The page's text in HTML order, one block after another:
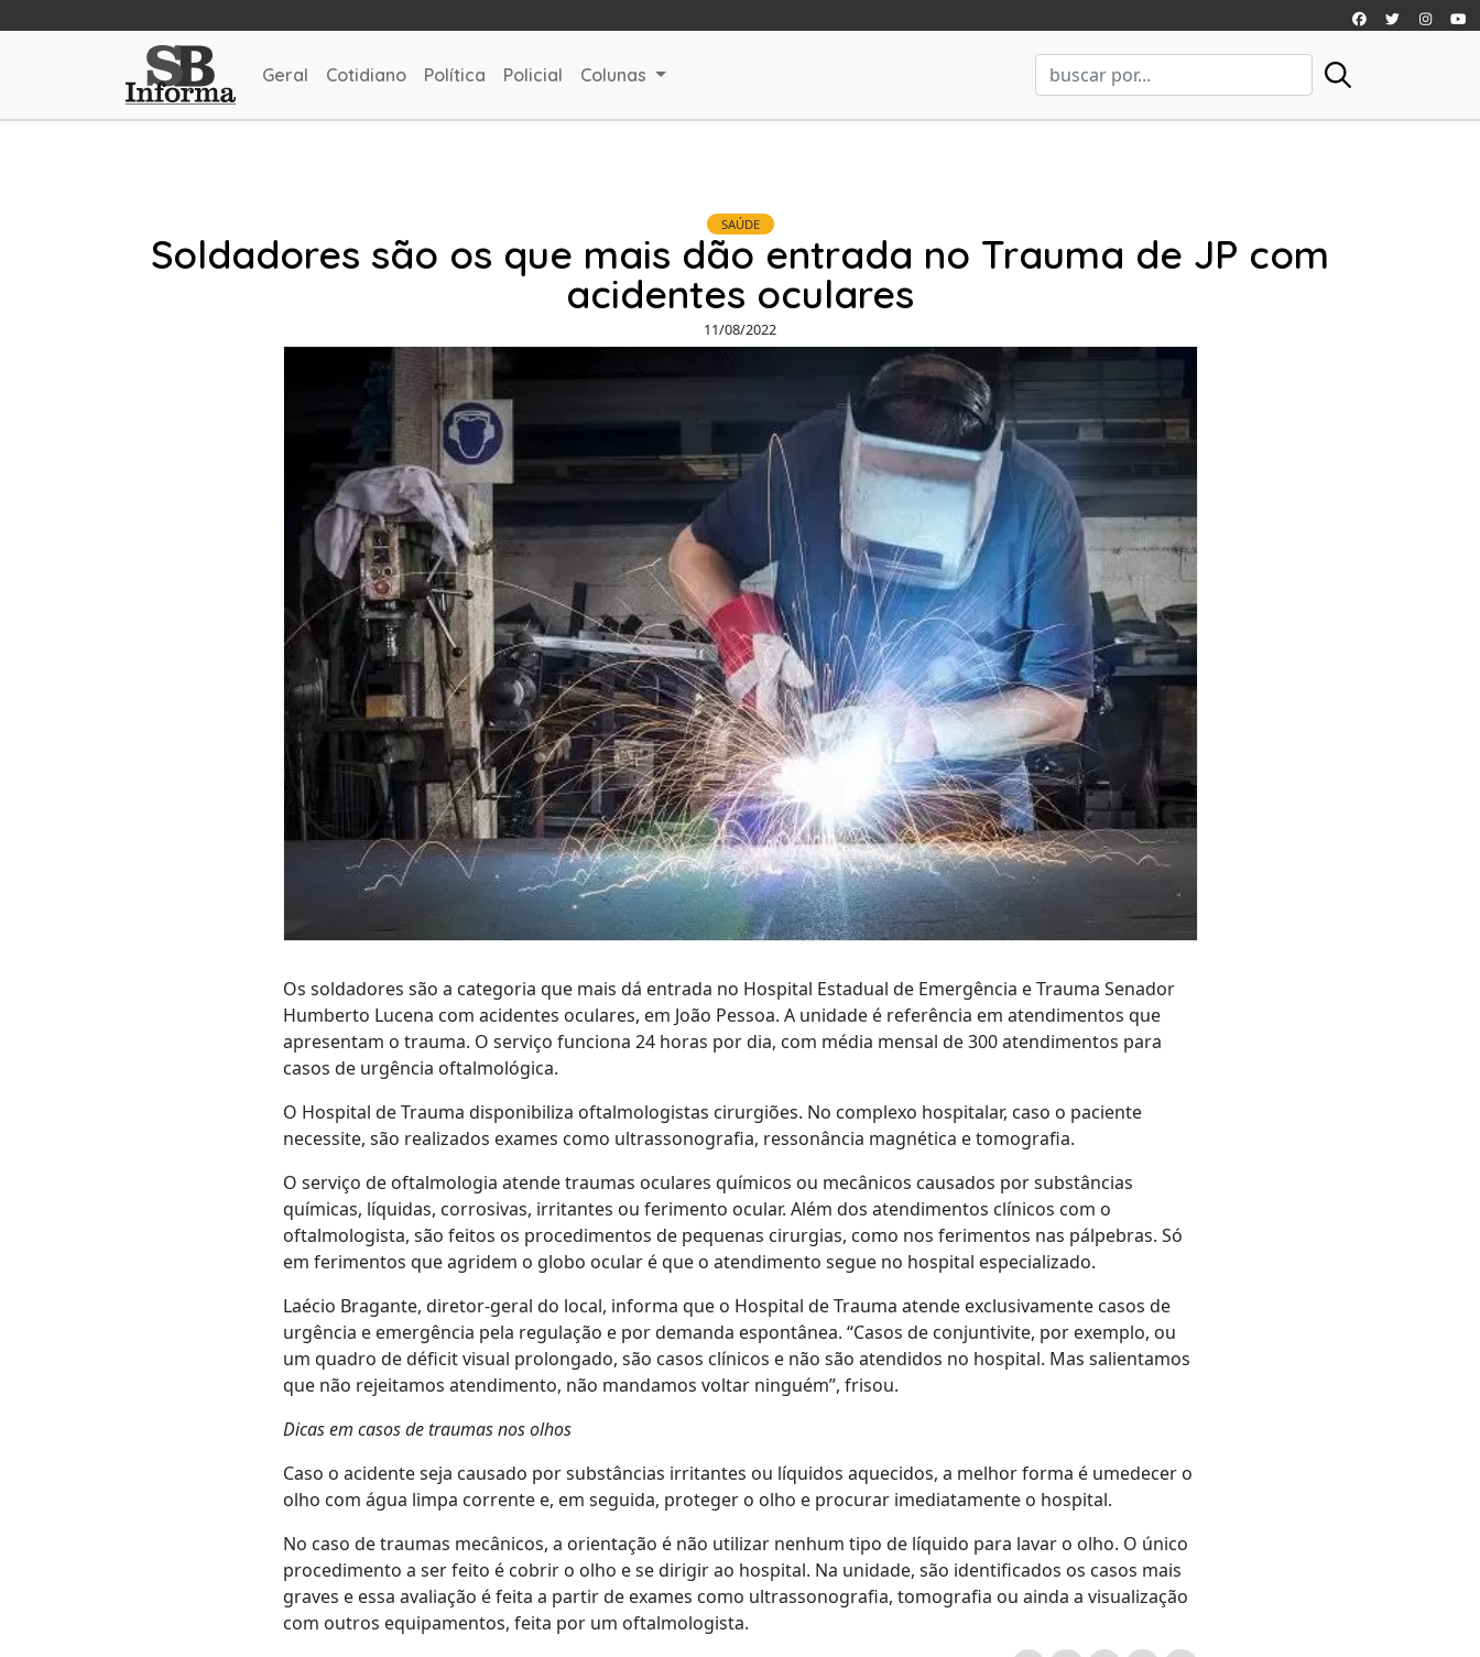
Geral Cotidiano Política Policial Colunas
SAÚDE
Soldadores são os que mais dão entrada no Trauma de JP com
acidentes oculares
11/08/2022
Os soldadores são a categoria que mais dá entrada no Hospital Estadual de Emergência e Trauma Senador
Humberto Lucena com acidentes oculares, em João Pessoa. A unidade é referência em atendimentos que
apresentam o trauma. O serviço funciona 24 horas por dia, com média mensal de 300 atendimentos para
casos de urgência oftalmológica.
O Hospital de Trauma disponibiliza oftalmologistas cirurgiões. No complexo hospitalar, caso o paciente
necessite, são realizados exames como ultrassonografia, ressonância magnética e tomografia.
O serviço de oftalmologia atende traumas oculares químicos ou mecânicos causados por substâncias
químicas, líquidas, corrosivas, irritantes ou ferimento ocular. Além dos atendimentos clínicos com o
oftalmologista, são feitos os procedimentos de pequenas cirurgias, como nos ferimentos nas pálpebras. Só
em ferimentos que agridem o globo ocular é que o atendimento segue no hospital especializado.
Laécio Bragante, diretor-geral do local, informa que o Hospital de Trauma atende exclusivamente casos de
urgência e emergência pela regulação e por demanda espontânea. “Casos de conjuntivite, por exemplo, ou
um quadro de déficit visual prolongado, são casos clínicos e não são atendidos no hospital. Mas salientamos
que não rejeitamos atendimento, não mandamos voltar ninguém”, frisou.
Dicas em casos de traumas nos olhos
Caso o acidente seja causado por substâncias irritantes ou líquidos aquecidos, a melhor forma é umedecer o
olho com água limpa corrente e, em seguida, proteger o olho e procurar imediatamente o hospital.
No caso de traumas mecânicos, a orientação é não utilizar nenhum tipo de líquido para lavar o olho. O único
procedimento a ser feito é cobrir o olho e se dirigir ao hospital. Na unidade, são identificados os casos mais
graves e essa avaliação é feita a partir de exames como ultrassonografia, tomografia ou ainda a visualização
com outros equipamentos, feita por um oftalmologista.